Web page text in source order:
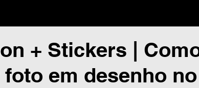
Windows Edição de Vídeos no Celular
+ Stickers |
em desenho no